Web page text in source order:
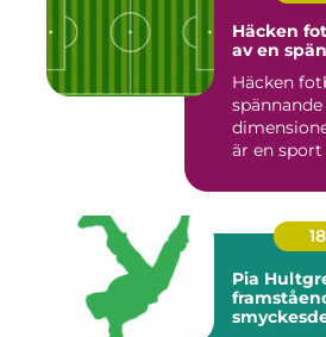
Häcken
av en
Häcken
dimensioner Häcken
är en
Pia